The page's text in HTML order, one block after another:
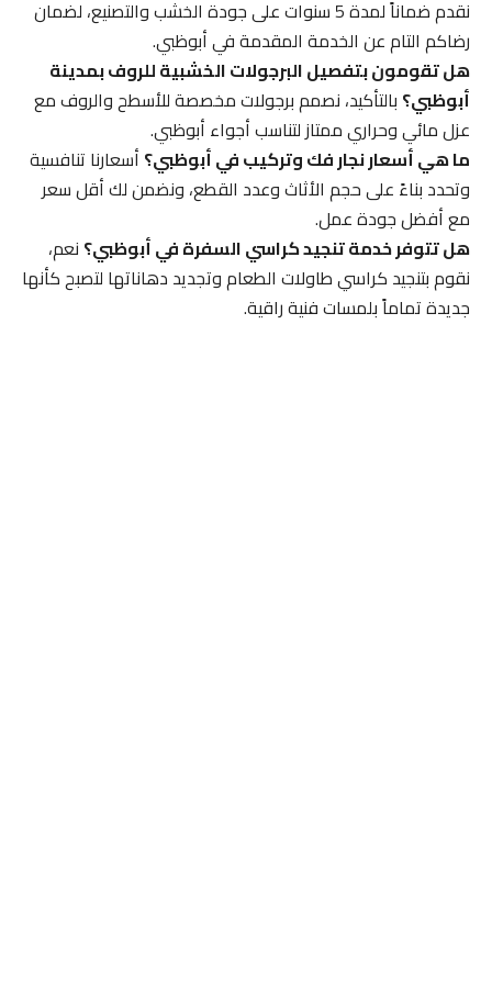
نقدم ضماناً لمدة 5 سنوات على جودة الخشب والتصنيع، لضمان
رضاكم التام عن الخدمة المقدمة في أبوظبي.
هل تقومون بتفصيل البرجولات الخشبية للروف بمدينة
أبوظبي؟بالتأكيد، نصمم برجولات مخصصة للأسطح والروف مع
عزل مائي وحراري ممتاز لتناسب أجواء أبوظبي.
ما هي أسعار نجار فك وتركيب في أبوظبي؟أسعارنا تنافسية
وتحدد بناءً على حجم الأثاث وعدد القطع، ونضمن لك أقل سعر
مع أفضل جودة عمل.
هل تتوفر خدمة تنجيد كراسي السفرة في أبوظبي؟نعم،
نقوم بتنجيد كراسي طاولات الطعام وتجديد دهاناتها لتصبح كأنها
جديدة تماماً بلمسات فنية راقية.